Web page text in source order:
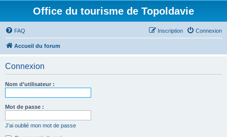
Office du tourisme de Topoldavie
FAQ Connexion
Inscription
Accueil du forum
Connexion
Nom d’utilisateur :
Mot de passe :
J’ai oublié mon mot de passe